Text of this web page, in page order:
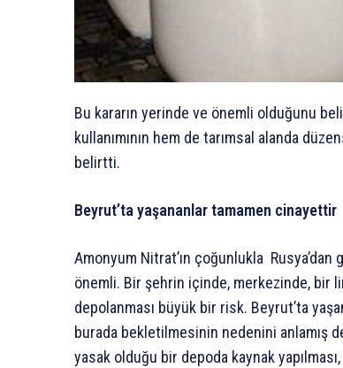
Bu kararın yerinde ve önemli olduğunu
kullanımının hem de tarımsal alanda
belirtti.
Beyrut’ta yaşananlar tamamen cinayettir
Amonyum Nitrat’ın çoğunlukla
önemli. Bir şehrin içinde, merkezinde, bir
depolanması büyük bir risk. Beyrut’ta
burada bekletilmesinin nedenini anlamış
yasak olduğu bir depoda kaynak